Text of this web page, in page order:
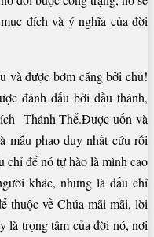
đích và ý nghĩa của đời
và được bơm căng bởi chủ!
đánh dấu bởi dầu thánh,
Thánh Thể.Được uốn và
mẫu phao duy nhất cứu rỗi
chỉ để nó tự hào là mình cao
khác, nhưng là dấu chỉ
thuộc về Chúa mãi mãi, lời
là trọng tâm của đời nó, nơi